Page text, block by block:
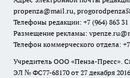
propenza@mail.ru,
Телефоны редакции: +7 (964) 863 31
Размещение рекламы:
Телефон коммерческого отдела: +7
Учредитель ООО «Пенза-Пресс».
ЭЛ № ФС77-68170 от 27 декабря